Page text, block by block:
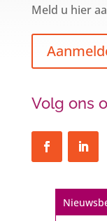
Meld u hier
Volg ons
zeker
De